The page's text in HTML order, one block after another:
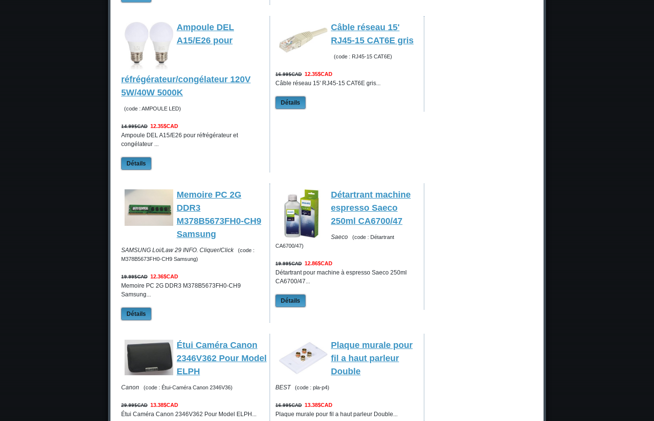
Ampoule DEL
A15/E26 pour
réfrégérateur/congélateur 120V
5W/40W 5000K
(code : AMPOULE LED)
14.99$CAD 12.35$CAD
Ampoule DEL A15/E26 pour réfrégérateur et
congélateur ...
Détails
Câble réseau 15'
RJ45-15 CAT6E gris
(code : RJ45-15 CAT6E)
16.99$CAD 12.35$CAD
Câble réseau 15' RJ45-15 CAT6E gris...
Détails
Memoire PC 2G
DDR3
M378B5673FH0-CH9
Samsung
SAMSUNG Loi/Law 29 INFO. Cliquer/Click
(code :
M378B5673FH0-CH9 Samsung)
19.99$CAD 12.36$CAD
Memoire PC 2G DDR3 M378B5673FH0-CH9
Samsung...
Détails
Détartrant machine
espresso Saeco
250ml CA6700/47
Saeco
(code : Détartrant
CA6700/47)
19.99$CAD 12.86$CAD
Détartrant pour machine à espresso Saeco 250ml
CA6700/47...
Détails
Étui Caméra Canon
2346V362 Pour Model
ELPH
Canon (code : Étui-Caméra Canon 2346V36)
29.99$CAD 13.38$CAD
Étui Caméra Canon 2346V362 Pour Model ELPH...
Plaque murale pour
fil a haut parleur
Double
BEST (code : pla-p4)
16.99$CAD 13.38$CAD
Plaque murale pour fil a haut parleur Double...